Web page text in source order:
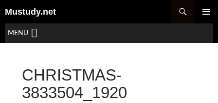
Mustudy.net
텐MENU
CHRISTMAS-
3833504_1920